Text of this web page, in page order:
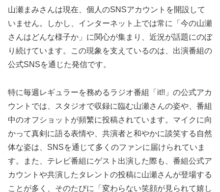
山瀬まみさんは現在、個人のSNSアカウントを開設して
いません。しかし、インターネット上では常に「今の山瀬
さんはどんな様子か」に関心が集まり、近況が話題にのぼ
り続けています。この現象を支えているのは、出演番組の
公式SNSを通じた発信です。
特に毎週レギュラーを務めるラジオ番組「it!!」の公式アカ
ウントでは、スタジオで収録に臨む山瀬さんの姿や、番組
中のオフショットが頻繁に投稿されています。マイクに向
かって真剣に語る表情や、共演者と和やかに談笑する自然
体な姿は、SNSを通じて多くのファンに届けられていま
す。また、テレビ番組にゲスト出演した際も、番組公式ア
カウントや共演したタレントの投稿に山瀬さんが登場する
ことが多く、そのたびに「変わらない笑顔が見られて嬉し